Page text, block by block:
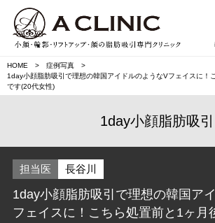
HOME
症例写真
1day小顔脂肪吸引で理想の韓国アイドルのようなVフェイスに！
です(20代女性)
1day小顔脂肪吸引
担当医 長谷川
1day小顔脂肪吸引で理想の韓国ア
フェイスに！こちら処置前と1ヶ月